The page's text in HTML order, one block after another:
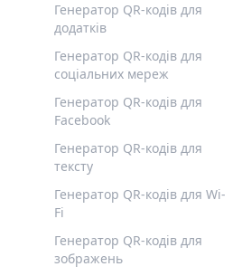
Генератор QR-кодів для
додатків
Генератор QR-кодів для
соціальних мереж
Генератор QR-кодів для
Facebook
Генератор QR-кодів для
тексту
Генератор QR-кодів для Wi-
Fi
Генератор QR-кодів для
зображень